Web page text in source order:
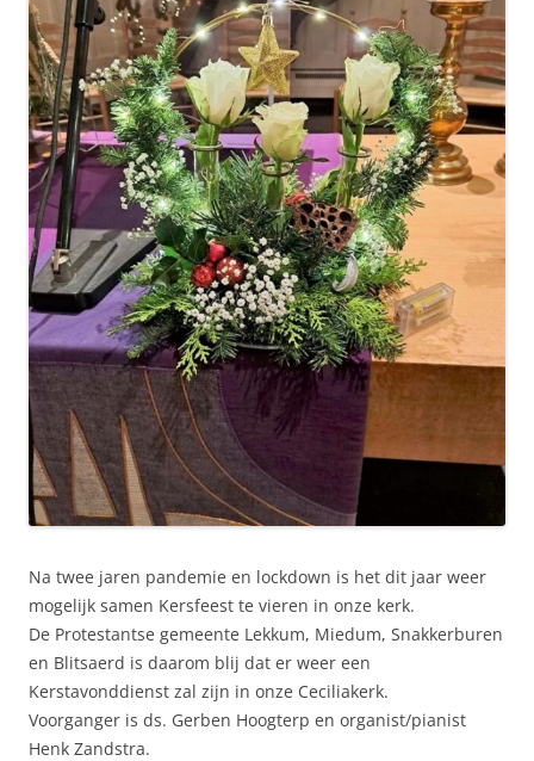
Na twee jaren pandemie en lockdown is het dit jaar weer
mogelijk samen Kersfeest te vieren in onze kerk.
De Protestantse gemeente Lekkum, Miedum, Snakkerburen
en Blitsaerd is daarom blij dat er weer een
Kerstavonddienst zal zijn in onze Ceciliakerk.
Voorganger is ds. Gerben Hoogterp en organist/pianist
Henk Zandstra.